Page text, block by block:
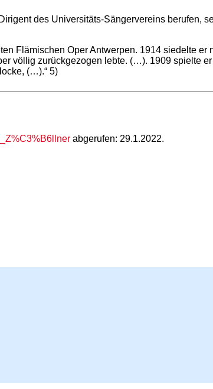
des Universitäts-Sängervereins berufen,
Flämischen Oper Antwerpen. 1914 siedelte er
völlig zurückgezogen lebte. (…). 1909 spielte
(…).“ 5)
abgerufen: 29.1.2022.